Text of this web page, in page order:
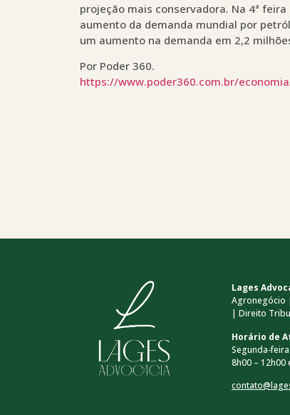
projeção mais conservadora. Na 4ª
aumento da demanda mundial por
um aumento na demanda em 2,2
Por Poder 360.
https://www.poder360.com.br/
Lages
Agronegócio
| Direito
Horário de
Segunda-
8h00 – 12h00